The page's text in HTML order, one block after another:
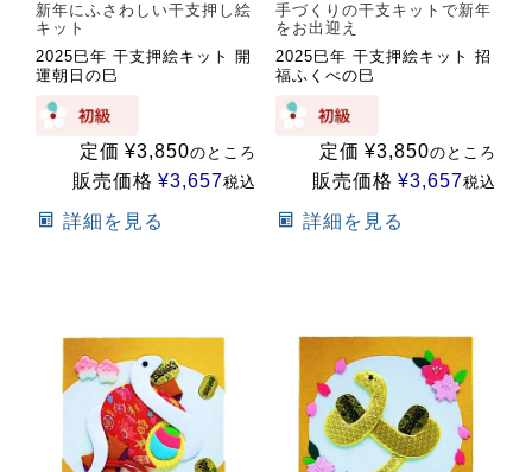
新年にふさわしい干支押し絵
キット
2025巳年 干支押絵キット 開
運朝日の巳
定価 ¥3,850のところ
販売価格 ¥3,657税込
詳細を見る
手づくりの干支キットで新年
をお出迎え
2025巳年 干支押絵キット 招
福ふくべの巳
定価 ¥3,850のところ
販売価格 ¥3,657税込
詳細を見る